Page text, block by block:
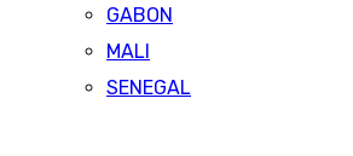
GABON
MALI
SENEGAL